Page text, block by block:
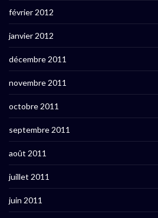
février 2012
janvier 2012
décembre 2011
novembre 2011
octobre 2011
septembre 2011
août 2011
juillet 2011
juin 2011